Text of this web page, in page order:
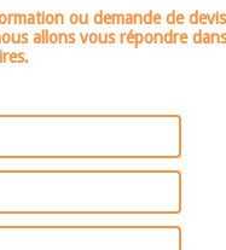
ou demande de
allons vous répondre